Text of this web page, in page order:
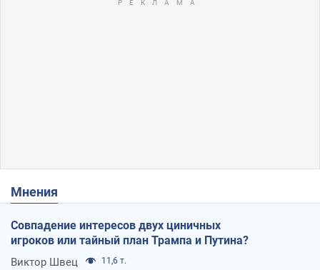
Мнения
Совпадение интересов двух циничных
игроков или тайный план Трампа и Путина?
Виктор Швец 11,6 т.